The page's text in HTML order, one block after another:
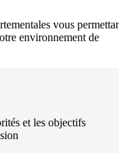
vous
environnement de
et les objectifs